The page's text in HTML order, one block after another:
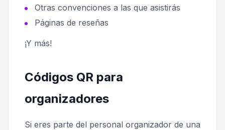
Otras convenciones a las que asistirás
Páginas de reseñas
¡Y más!
Códigos QR para
organizadores
Si eres parte del personal organizador de una